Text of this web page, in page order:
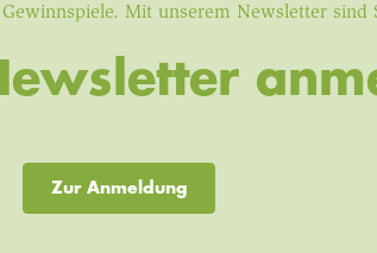
Mit unserem Newsletter sind
Zur Anmeldung